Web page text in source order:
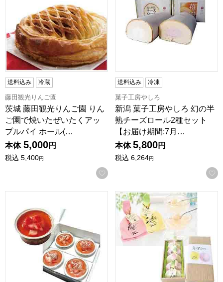
送料込み 冷蔵
藤田観光りんご園
茨城 藤田観光りんご園 りん
ご園で焼いたぜいたくアッ
プルパイ ホール(…
本体 5,000円
税込 5,400円
お気に入りに登録する
送料込み 冷凍
菓子工房やしろ
新潟 菓子工房やしろ 幻の半
熟チーズロール2種セット
【お届け期間:7月…
本体 5,800円
税込 6,264円
栃木 御菓子処太田屋 とちおとめのカタラーナブリュレ(4個
新潟 ヤマトヤ製菓 涼旬果5